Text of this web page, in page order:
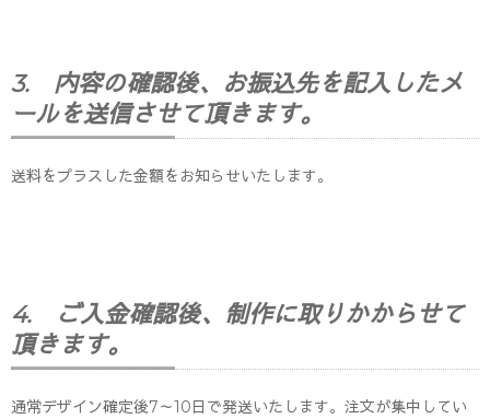
3. 内容の確認後、お振込先を記入したメ
ールを送信させて頂きます。
送料をプラスした金額をお知らせいたします。
4. ご入金確認後、制作に取りかからせて
頂きます。
通常デザイン確定後7～10日で発送いたします。注文が集中してい